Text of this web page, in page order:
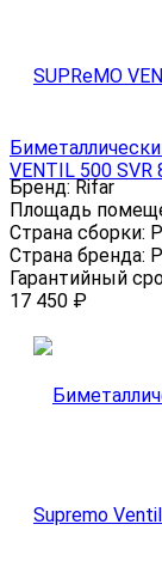
VENTIL 500 SVR
Бренд:Rifar
Площадь
Страна сборки:
Страна бренда:
Гарантийный
17 450 ₽